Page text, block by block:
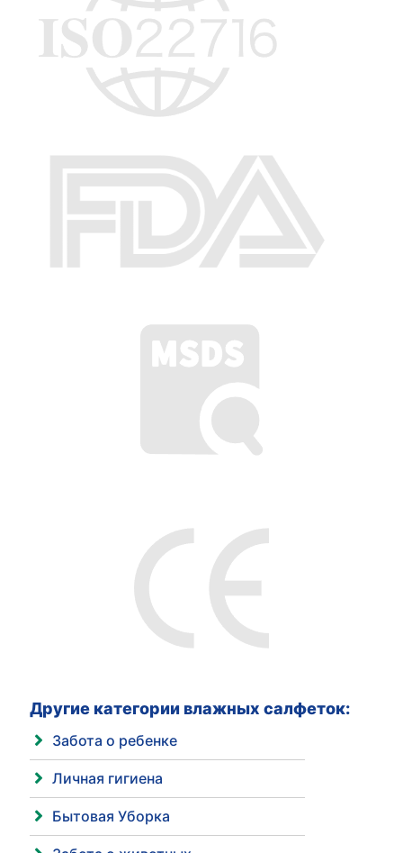
Другие категории влажных салфеток:
Забота о ребенке
Личная гигиена
Бытовая Уборка